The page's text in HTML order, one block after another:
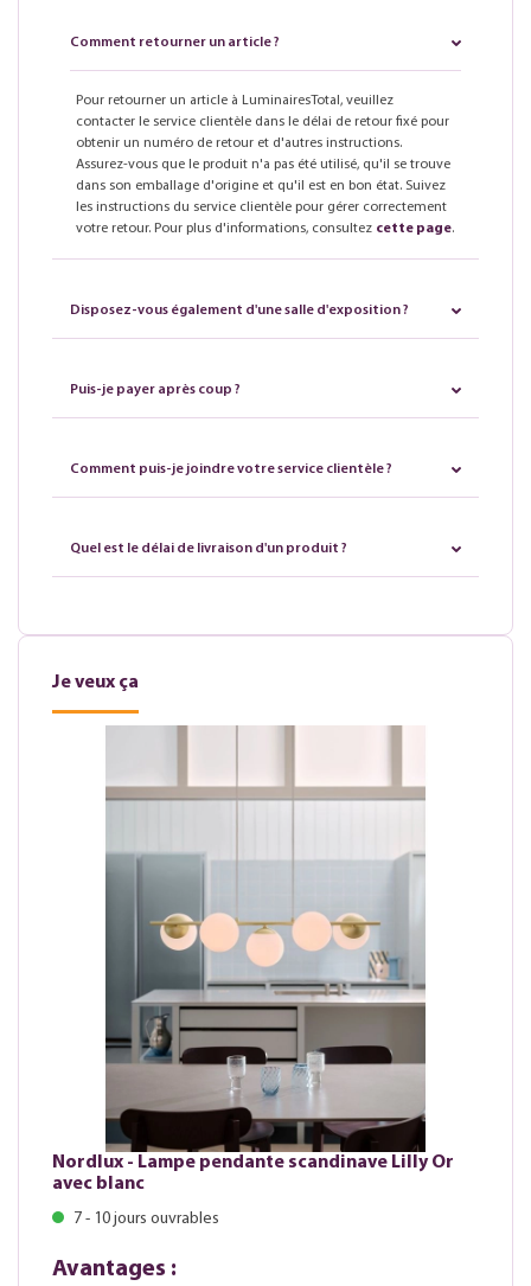
Comment retourner un article ?
Pour retourner un article à LuminairesTotal, veuillez
contacter le service clientèle dans le délai de retour fixé pour
obtenir un numéro de retour et d'autres instructions.
Assurez-vous que le produit n'a pas été utilisé, qu'il se trouve
dans son emballage d'origine et qu'il est en bon état. Suivez
les instructions du service clientèle pour gérer correctement
votre retour. Pour plus d'informations, consultez cette page.
Disposez-vous également d'une salle d'exposition ?
Puis-je payer après coup ?
Comment puis-je joindre votre service clientèle ?
Quel est le délai de livraison d'un produit ?
Je veux ça
Nordlux - Lampe pendante scandinave Lilly Or
avec blanc
7 - 10 jours ouvrables
Avantages :